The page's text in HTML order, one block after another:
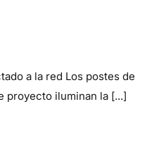
a la red Los postes de
proyecto iluminan la [...]